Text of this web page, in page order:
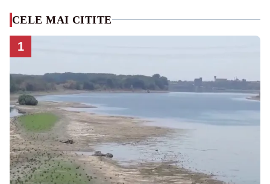
CELE MAI CITITE
1